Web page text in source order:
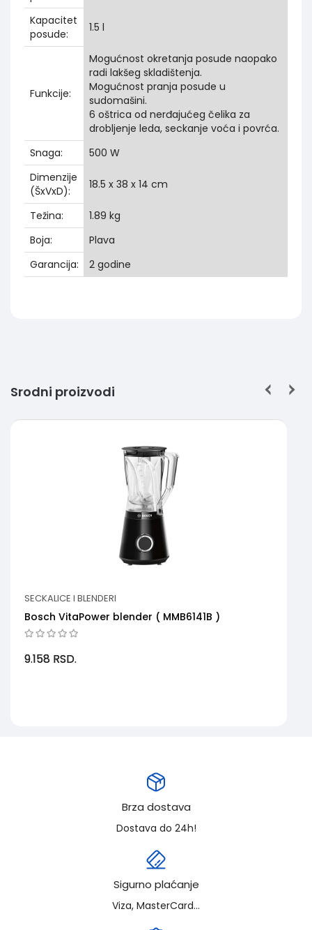
Kapacitet
posude:
1.5 l
Funkcije:
Mogućnost okretanja posude naopako
radi lakšeg skladištenja.
Mogućnost pranja posude u
sudomašini.
6 oštrica od nerđajućeg čelika za
drobljenje leda, seckanje voća i povrća.
Snaga:
500 W
Dimenzije
(ŠxVxD):
18.5 x 38 x 14 cm
Težina:
1.89 kg
Boja:
Plava
Garancija:
2 godine
Srodni proizvodi
SECKALICE I BLENDERI
Bosch VitaPower blender ( MMB6141B )
9.158 RSD.
Brza dostava
Dostava do 24h!
Sigurno plaćanje
Viza, MasterCard...